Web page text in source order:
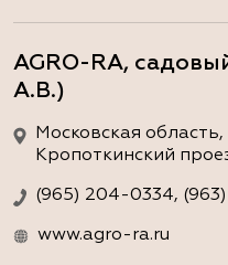
AGRO-RA,
А.В.)
Московская
Кропоткинский
(965) 204-0334,
www.agro-ra.ru